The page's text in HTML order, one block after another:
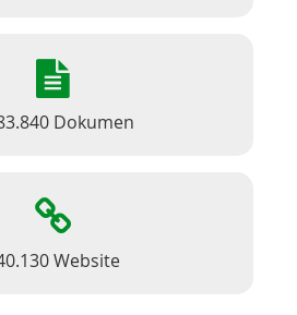
Dokumen
Website